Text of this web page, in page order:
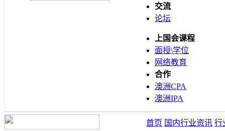
交流
论坛
上国会课程
面授\学位
网络教育
合作
澳洲CPA
澳洲IPA
首页 国内行业资讯 行